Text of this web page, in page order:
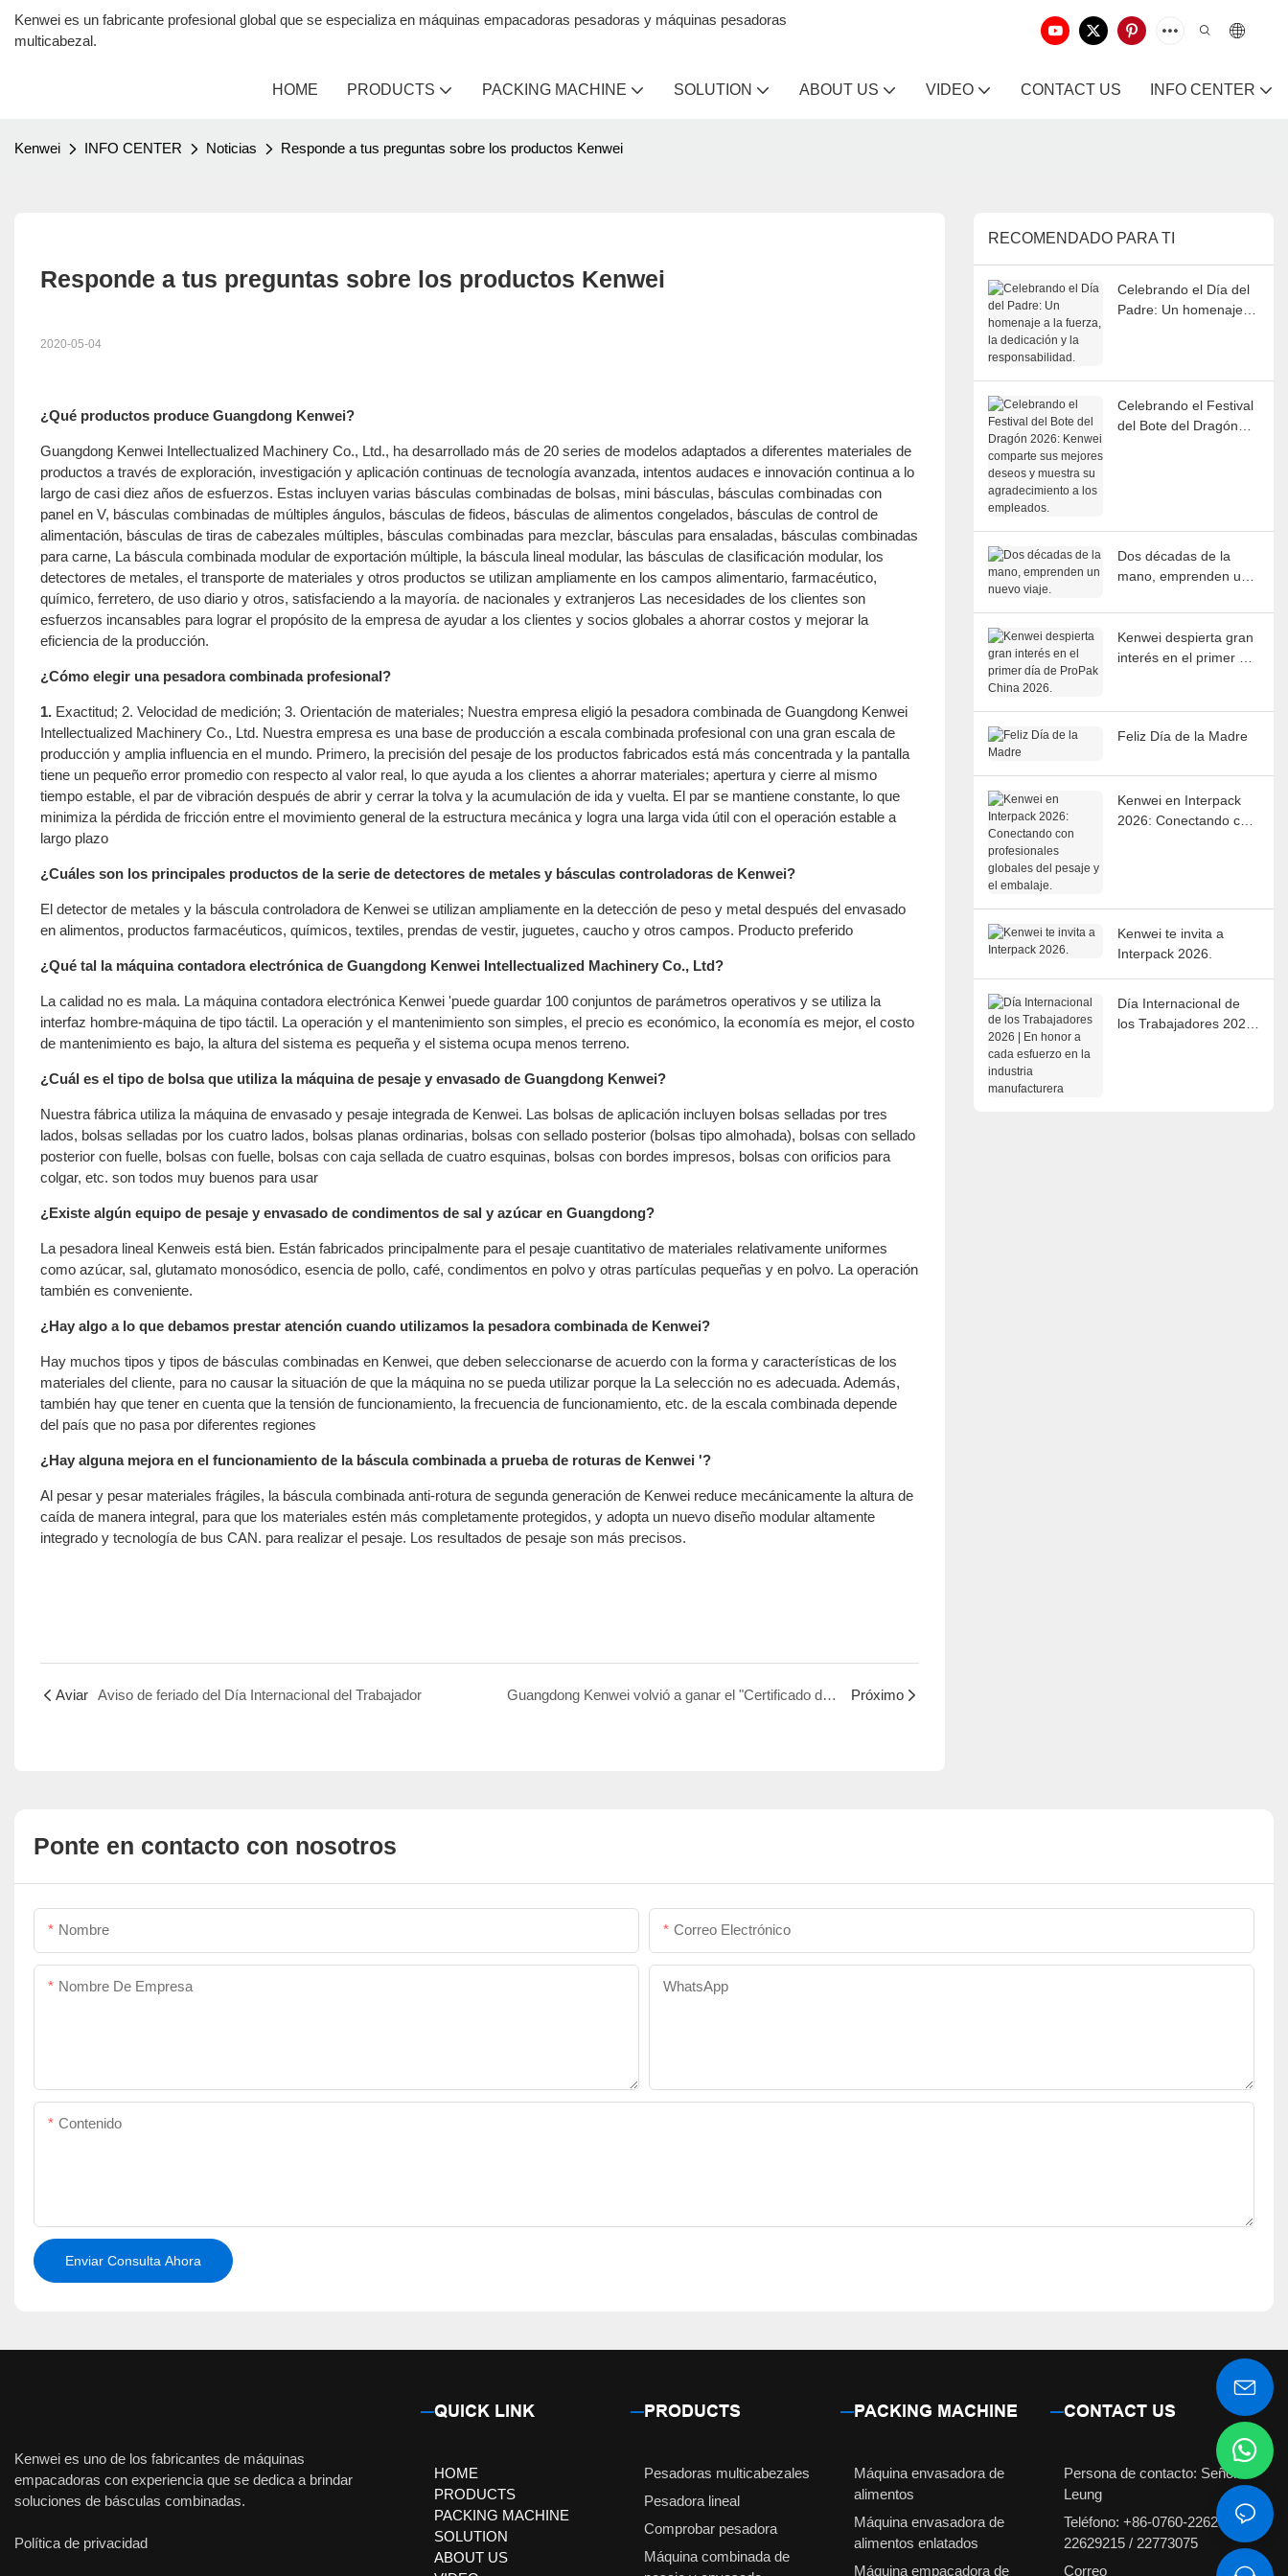
Kenwei es un fabricante profesional global que se especializa en máquinas empacadoras pesadoras y máquinas pesadoras
multicabezal.
HOME PRODUCTS PACKING MACHINE SOLUTION ABOUT US VIDEO CONTACT US INFO CENTER
Kenwei INFO CENTER Noticias Responde a tus preguntas sobre los productos Kenwei
Responde a tus preguntas sobre los productos Kenwei
2020-05-04
¿Qué productos produce Guangdong Kenwei?
Guangdong Kenwei Intellectualized Machinery Co., Ltd., ha desarrollado más de 20 series de modelos adaptados a diferentes materiales de
productos a través de exploración, investigación y aplicación continuas de tecnología avanzada, intentos audaces e innovación continua a lo
largo de casi diez años de esfuerzos. Estas incluyen varias básculas combinadas de bolsas, mini básculas, básculas combinadas con
panel en V, básculas combinadas de múltiples ángulos, básculas de fideos, básculas de alimentos congelados, básculas de control de
alimentación, básculas de tiras de cabezales múltiples, básculas combinadas para mezclar, básculas para ensaladas, básculas combinadas
para carne, La báscula combinada modular de exportación múltiple, la báscula lineal modular, las básculas de clasificación modular, los
detectores de metales, el transporte de materiales y otros productos se utilizan ampliamente en los campos alimentario, farmacéutico,
químico, ferretero, de uso diario y otros, satisfaciendo a la mayoría. de nacionales y extranjeros Las necesidades de los clientes son
esfuerzos incansables para lograr el propósito de la empresa de ayudar a los clientes y socios globales a ahorrar costos y mejorar la
eficiencia de la producción.
¿Cómo elegir una pesadora combinada profesional?
1. Exactitud; 2. Velocidad de medición; 3. Orientación de materiales; Nuestra empresa eligió la pesadora combinada de Guangdong Kenwei
Intellectualized Machinery Co., Ltd. Nuestra empresa es una base de producción a escala combinada profesional con una gran escala de
producción y amplia influencia en el mundo. Primero, la precisión del pesaje de los productos fabricados está más concentrada y la pantalla
tiene un pequeño error promedio con respecto al valor real, lo que ayuda a los clientes a ahorrar materiales; apertura y cierre al mismo
tiempo estable, el par de vibración después de abrir y cerrar la tolva y la acumulación de ida y vuelta. El par se mantiene constante, lo que
minimiza la pérdida de fricción entre el movimiento general de la estructura mecánica y logra una larga vida útil con el operación estable a
largo plazo
¿Cuáles son los principales productos de la serie de detectores de metales y básculas controladoras de Kenwei?
El detector de metales y la báscula controladora de Kenwei se utilizan ampliamente en la detección de peso y metal después del envasado
en alimentos, productos farmacéuticos, químicos, textiles, prendas de vestir, juguetes, caucho y otros campos. Producto preferido
¿Qué tal la máquina contadora electrónica de Guangdong Kenwei Intellectualized Machinery Co., Ltd?
La calidad no es mala. La máquina contadora electrónica Kenwei 'puede guardar 100 conjuntos de parámetros operativos y se utiliza la
interfaz hombre-máquina de tipo táctil. La operación y el mantenimiento son simples, el precio es económico, la economía es mejor, el costo
de mantenimiento es bajo, la altura del sistema es pequeña y el sistema ocupa menos terreno.
¿Cuál es el tipo de bolsa que utiliza la máquina de pesaje y envasado de Guangdong Kenwei?
Nuestra fábrica utiliza la máquina de envasado y pesaje integrada de Kenwei. Las bolsas de aplicación incluyen bolsas selladas por tres
lados, bolsas selladas por los cuatro lados, bolsas planas ordinarias, bolsas con sellado posterior (bolsas tipo almohada), bolsas con sellado
posterior con fuelle, bolsas con fuelle, bolsas con caja sellada de cuatro esquinas, bolsas con bordes impresos, bolsas con orificios para
colgar, etc. son todos muy buenos para usar
¿Existe algún equipo de pesaje y envasado de condimentos de sal y azúcar en Guangdong?
La pesadora lineal Kenweis está bien. Están fabricados principalmente para el pesaje cuantitativo de materiales relativamente uniformes
como azúcar, sal, glutamato monosódico, esencia de pollo, café, condimentos en polvo y otras partículas pequeñas y en polvo. La operación
también es conveniente.
¿Hay algo a lo que debamos prestar atención cuando utilizamos la pesadora combinada de Kenwei?
Hay muchos tipos y tipos de básculas combinadas en Kenwei, que deben seleccionarse de acuerdo con la forma y características de los
materiales del cliente, para no causar la situación de que la máquina no se pueda utilizar porque la La selección no es adecuada. Además,
también hay que tener en cuenta que la tensión de funcionamiento, la frecuencia de funcionamiento, etc. de la escala combinada depende
del país que no pasa por diferentes regiones
¿Hay alguna mejora en el funcionamiento de la báscula combinada a prueba de roturas de Kenwei '?
Al pesar y pesar materiales frágiles, la báscula combinada anti-rotura de segunda generación de Kenwei reduce mecánicamente la altura de
caída de manera integral, para que los materiales estén más completamente protegidos, y adopta un nuevo diseño modular altamente
integrado y tecnología de bus CAN. para realizar el pesaje. Los resultados de pesaje son más precisos.
Aviar Aviso de feriado del Día Internacional del Trabajador Guangdong Kenwei volvió a ganar el "Certificado de empresa de alta tecnología" Próximo
RECOMENDADO PARA TI
Celebrando el Día del
Padre: Un homenaje a
Celebrando el Festival
del Bote del Dragón
Dos décadas de la
mano, emprenden un
Kenwei despierta gran
interés en el primer día
Feliz Día de la Madre
Kenwei en Interpack
2026: Conectando con
Kenwei te invita a
Interpack 2026.
Día Internacional de
los Trabajadores 2026
Ponte en contacto con nosotros
Nombre Correo Electrónico
Nombre De Empresa WhatsApp
Contenido
Enviar Consulta Ahora
Kenwei es uno de los fabricantes de máquinas
empacadoras con experiencia que se dedica a brindar
soluciones de básculas combinadas.
Política de privacidad
QUICK LINK
HOME
PRODUCTS
PACKING MACHINE
SOLUTION
ABOUT US
PRODUCTS
Pesadoras multicabezales
Pesadora lineal
Comprobar pesadora
Máquina combinada de
PACKING MACHINE
Máquina envasadora de
alimentos
Máquina envasadora de
alimentos enlatados
Máquina empacadora de
CONTACT US
Persona de contacto: Señorita
Leung
Teléfono: +86-0760-22629231 /
22629215 / 22773075
Correo